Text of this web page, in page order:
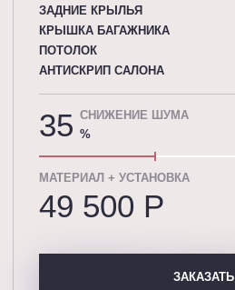
ЗАДНИЕ КРЫЛЬЯ
КРЫШКА БАГАЖНИКА
ПОТОЛОК
АНТИСКРИП САЛОНА
35 СНИЖЕНИЕ ШУМА
%
МАТЕРИАЛ + УСТАНОВКА
49 500 P
ЗАКАЗАТЬ